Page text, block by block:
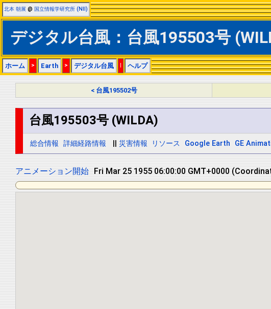
北本 朝展 @ 国立情報学研究所 (NII)
デジタル台風：台風195503号
ホーム > Earth > デジタル台風 | ヘルプ
< 台風195502号
台風195503号 (WILDA)
総合情報 詳細経路情報 災害情報 リソース Google Earth GE
アニメーション開始 Fri Mar 25 1955 12:00:00 GMT+0000